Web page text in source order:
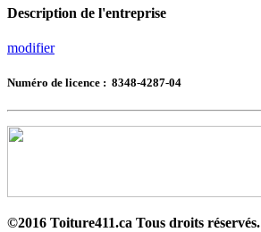
Description de l'entreprise
modifier
Numéro de licence : 8348-4287-04
©2016 Toiture411.ca Tous droits réservés.